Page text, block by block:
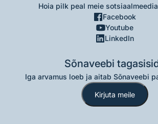
Hoia pilk peal meie
Facebook
Youtube
LinkedIn
Sõnaveebi
Iga arvamus loeb ja aitab Sõnaveebi
Kirjuta meile